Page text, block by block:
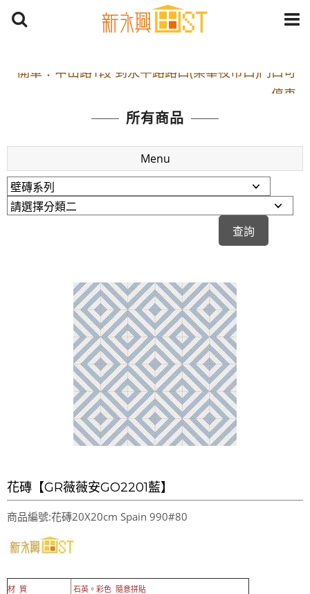
停車
捷運： 中和線【頂溪站 2 號出口】往中山路1段139
原Line已滿 無法加Line好友 請親愛的客戶加入
LINE官方帳號@a0975005573
開車：中山路1段 到永平路路口(樂華夜市口)門口可
停車
捷運： 中和線【頂溪站 2 號出口】往中山路1段139
原Line已滿 無法加Line好友 請親愛的客戶加入
LINE官方帳號@a0975005573
所有商品
Menu
花磚【GR薇薇安GO2201藍】
商品編號:花磚20X20cm Spain 990#80
材 質 石英。彩色 隨意拼貼